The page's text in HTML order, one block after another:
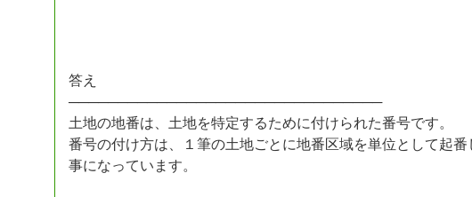
答え
────────────────────────────────
土地の地番は、土地を特定するために付けられた番号です。
番号の付け方は、１筆の土地ごとに地番区域を単位として起番
事になっています。